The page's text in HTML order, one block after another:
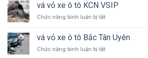
xe
ô
24h
Dương
vá vỏ xe ô tô KCN VSIP
Chức năng bình luận bị tắtở
vỏ
xe
ô
vá vỏ xe ô tô Bắc Tân Uyên
Chức năng bình luận bị tắtở